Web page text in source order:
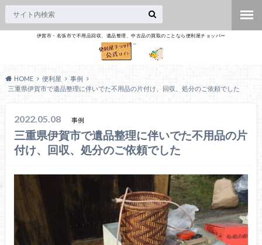
伊賀市・名張市で不用品回収、遺品整理、中古品の買取のことなら便利屋チョッパー
HOME 便利屋
事例
三重県伊賀市で遺品整理に伴いでた不用品の片付け、回収、処分のご依頼でした
2022.05.08 事例
三重県伊賀市で遺品整理に伴いでた不用品の片
付け、回収、処分のご依頼でした